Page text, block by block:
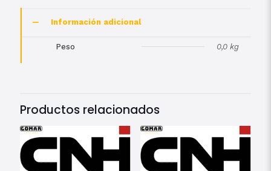
Información adicional
Peso 0,0 kg
Productos relacionados